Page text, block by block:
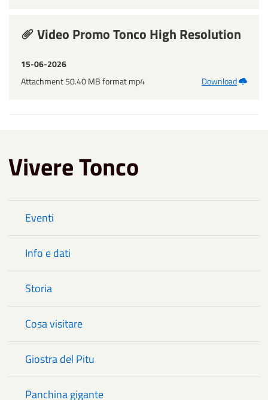
Video Promo Tonco High Resolution
15-06-2026
Attachment 50.40 MB format mp4
Download
Vivere Tonco
Eventi
Info e dati
Storia
Cosa visitare
Giostra del Pitu
Panchina gigante